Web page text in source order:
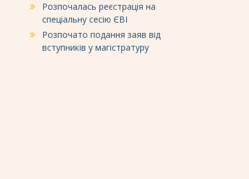
Розпочалась реєстрація на
спеціальну сесію ЄВІ
Розпочато подання заяв від
вступників у магістратуру